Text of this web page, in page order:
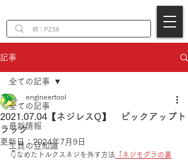
記事
全ての記事
最新情報
工具の豆知識
全ての記事
2021.07.04【ネジレスQ】 ピックアップト
ラック
engineertool
更新日： 2024年7月9日
👇なめたトルクスネジを外す方法 「ネジモグラの裏